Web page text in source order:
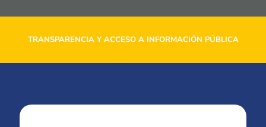
TRANSPARENCIA Y ACCESO A INFORMACIÓN PÚBLICA